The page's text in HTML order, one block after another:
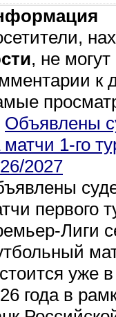
, не
к
Объявлены
матчи 1-го
2027
первого
Лиги
уже
года в